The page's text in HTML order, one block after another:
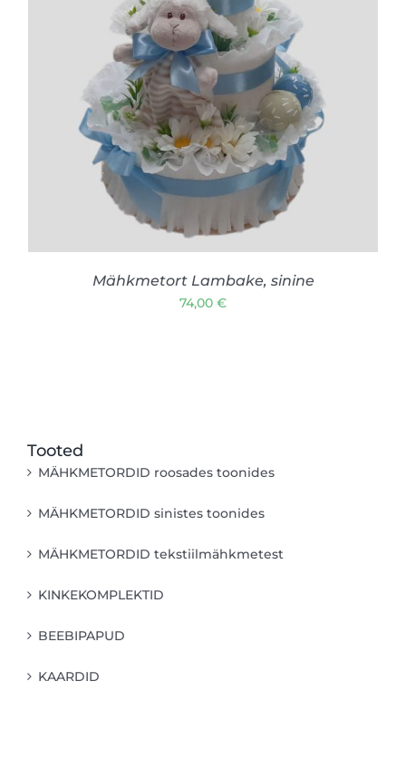
LISA KORVI / VAATA TOODET
Mähkmetort Lambake, sinine
74,00 €
Tooted
MÄHKMETORDID roosades toonides
MÄHKMETORDID sinistes toonides
MÄHKMETORDID tekstiilmähkmetest
KINKEKOMPLEKTID
BEEBIPAPUD
KAARDID